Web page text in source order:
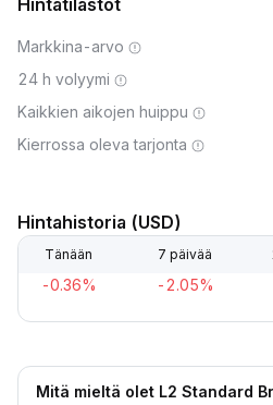
Hintatilastot
Markkina-arvo
24 h volyymi
Kaikkien aikojen huippu
Kierrossa oleva tarjonta
Hintahistoria (USD)
Tänään 7 päivää
-0.36% -2.05%
Mitä mieltä olet L2 Standard